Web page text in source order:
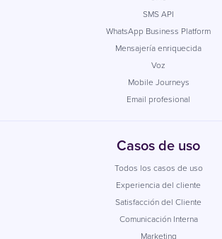
SMS API
WhatsApp Business Platform
Mensajería enriquecida
Voz
Mobile Journeys
Email profesional
Casos de uso
Todos los casos de uso
Experiencia del cliente
Satisfacción del Cliente
Comunicación Interna
Marketing